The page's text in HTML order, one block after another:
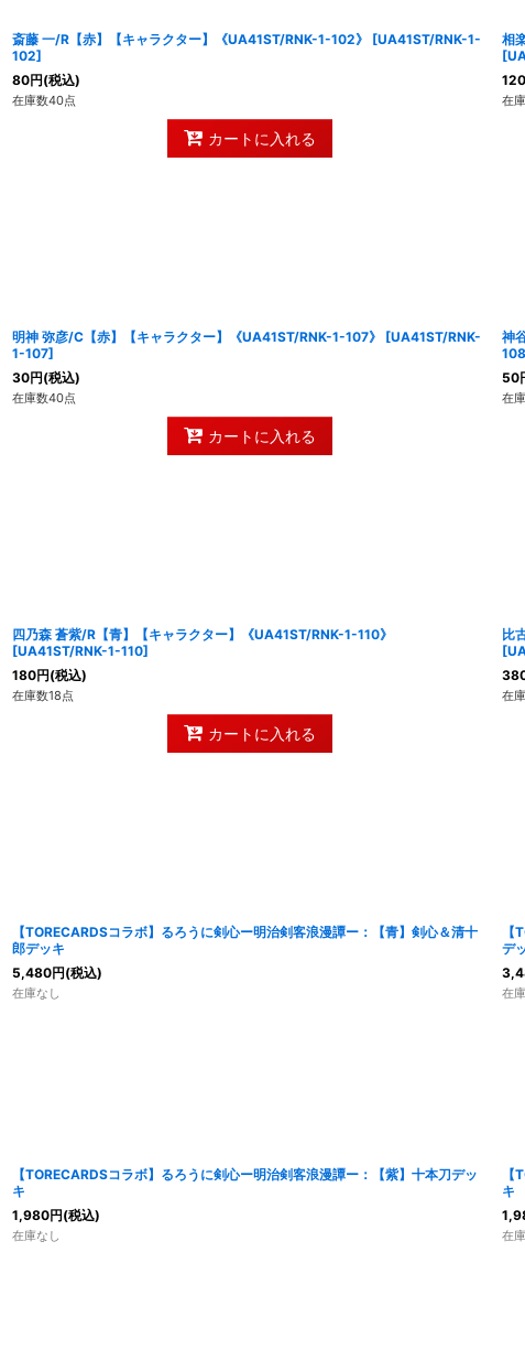
斎藤 一/R【赤】【キャラクター】《UA41ST/RNK-1-102》 [UA41ST/RNK-1-
102]
80円(税込)
在庫数40点
カートに入れる
相
[
120
在
明神 弥彦/C【赤】【キャラクター】《UA41ST/RNK-1-107》 [UA41ST/RNK-
1-107]
30円(税込)
在庫数40点
カートに入れる
神
108
50
在
四乃森 蒼紫/R【青】【キャラクター】《UA41ST/RNK-1-110》
[UA41ST/RNK-1-110]
180円(税込)
在庫数18点
カートに入れる
比
[
在
【TORECARDSコラボ】るろうに剣心ー明治剣客浪漫譚ー：【青】剣心＆清十
郎デッキ
5,480円(税込)
在庫なし
デ
在
【TORECARDSコラボ】るろうに剣心ー明治剣客浪漫譚ー：【紫】十本刀デッ
キ
1,980円(税込)
在庫なし
キ
在